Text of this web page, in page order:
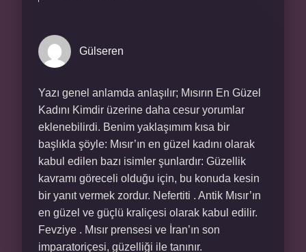
Gülseren
Yazı genel anlamda anlaşılır; Mısırın En Güzel
Kadını Kimdir üzerine daha cesur yorumlar
eklenebilirdi. Benim yaklaşımım kısa bir
başlıkla şöyle: Mısır’ın en güzel kadını olarak
kabul edilen bazı isimler şunlardır: Güzellik
kavramı göreceli olduğu için, bu konuda kesin
bir yanıt vermek zordur. Nefertiti . Antik Mısır’ın
en güzel ve güçlü kraliçesi olarak kabul edilir.
Fevziye . Mısır prensesi ve İran’ın son
imparatoriçesi, güzelliği ile tanınır.